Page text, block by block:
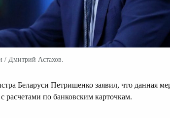
Дмитрий Астахов.
Беларуси Петришенко заявил, что данная
по банковским карточкам.